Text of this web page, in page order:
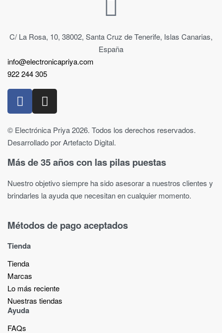
C/ La Rosa, 10, 38002, Santa Cruz de Tenerife, Islas Canarias,
España
info@electronicapriya.com
922 244 305
© Electrónica Priya 2026. Todos los derechos reservados.
Desarrollado por Artefacto Digital.
Más de 35 años con las pilas puestas
Nuestro objetivo siempre ha sido asesorar a nuestros clientes y
brindarles la ayuda que necesitan en cualquier momento.
Métodos de pago aceptados
Tienda
Tienda
Marcas
Lo más reciente​
Nuestras tiendas​
Ayuda
FAQs